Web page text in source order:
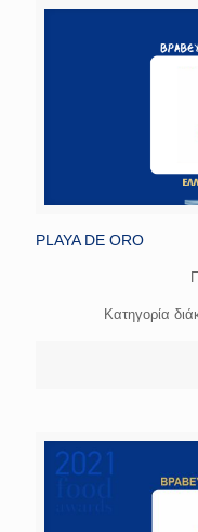
PLAYA DE ORO
Κατηγορία